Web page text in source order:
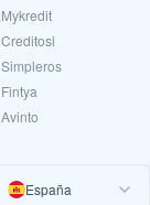
Mykredit
Creditosi
Simpleros
Fintya
Avinto
España